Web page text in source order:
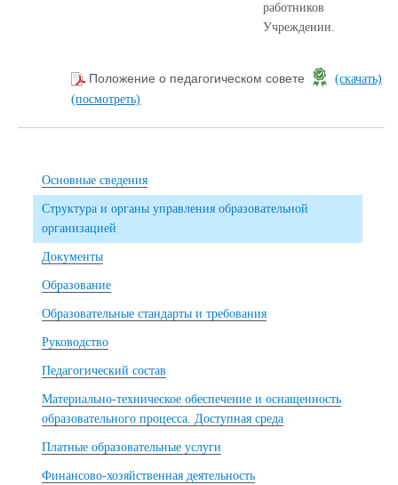
работников
Учреждении.
Положение о педагогическом совете
(скачать)
(посмотреть)
Основные сведения
Структура и органы управления образовательной
организацией
Документы
Образование
Образовательные стандарты и требования
Руководство
Педагогический состав
Материально-техническое обеспечение и оснащенность
образовательного процесса. Доступная среда
Платные образовательные услуги
Финансово-хозяйственная деятельность